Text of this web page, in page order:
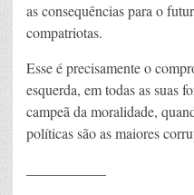
as consequências para o
compatriotas.
Esse é precisamente o
esquerda, em todas as suas
campeã da moralidade,
políticas são as maiores